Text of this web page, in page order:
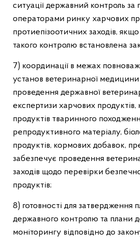
ситуації державний контроль
операторами ринку харчових
протиепізоотичних заходів,
такого контролю встановлена
7) координації в межах
установ ветеринарної медицини
проведення державної
експертизи харчових продуктів,
продуктів тваринного
репродуктивного матеріалу,
продуктів, кормових добавок,
забезпечує проведення
заходів щодо перевірки
продуктів;
8) готовності для затвердження
державного контролю та плани
моніторингу відповідно до